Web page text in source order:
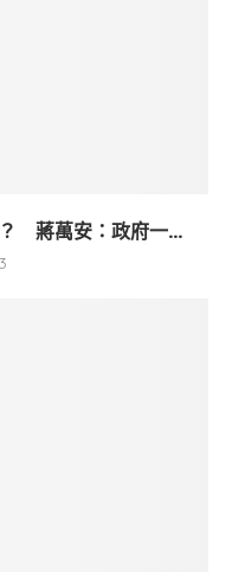
蔣萬安：政府一...